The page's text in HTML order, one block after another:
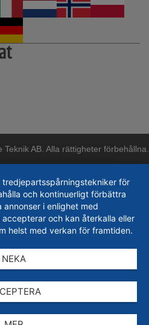
Teknik AB. Alla rättigheter förbehållna.
för
och kontinuerligt förbättra
i enlighet med
och kan återkalla eller
helst med verkan för framtiden.
NEKA